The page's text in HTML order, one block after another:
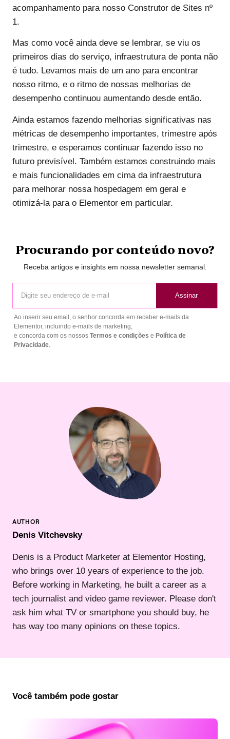
acompanhamento para nosso Construtor de Sites nº
1.
Mas como você ainda deve se lembrar, se viu os
primeiros dias do serviço, infraestrutura de ponta não
é tudo. Levamos mais de um ano para encontrar
nosso ritmo, e o ritmo de nossas melhorias de
desempenho continuou aumentando desde então.
Ainda estamos fazendo melhorias significativas nas
métricas de desempenho importantes, trimestre após
trimestre, e esperamos continuar fazendo isso no
futuro previsível. Também estamos construindo mais
e mais funcionalidades em cima da infraestrutura
para melhorar nossa hospedagem em geral e
otimizá-la para o Elementor em particular.
Procurando por conteúdo novo?
Receba artigos e insights em nossa newsletter semanal.
Assinar
Ao inserir seu email, o senhor concorda em receber e-mails da
Elementor, incluindo e-mails de marketing,
e concorda com os nossos Termos e condições e Política de
Privacidade
Denis Vitchevsky
Denis is a Product Marketer at Elementor Hosting,
who brings over 10 years of experience to the job.
Before working in Marketing, he built a career as a
tech journalist and video game reviewer. Please don't
ask him what TV or smartphone you should buy, he
has way too many opinions on these topics.
Você também pode gostar